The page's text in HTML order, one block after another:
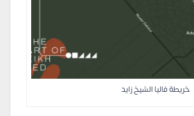
خريطة فاليا الشيخ زايد